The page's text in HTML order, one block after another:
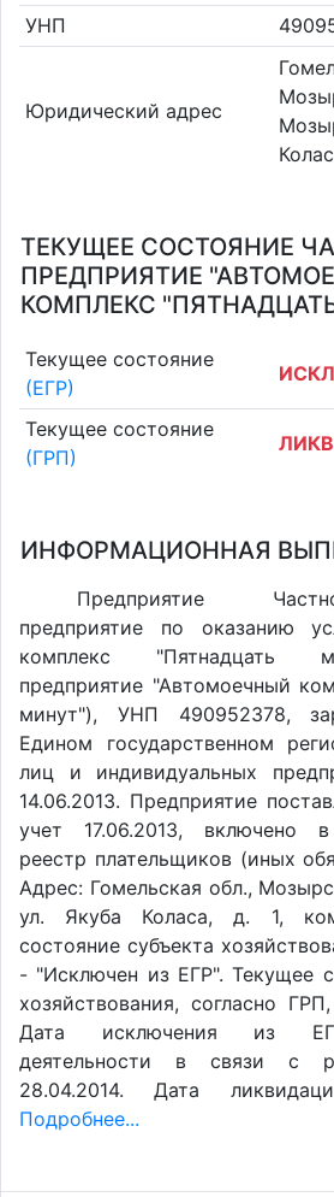
УНП
Юридический адрес
ТЕКУЩЕЕ СОСТОЯНИЕ
ПРЕДПРИЯТИЕ
КОМПЛЕКС
Текущее состояние
(ЕГР)
Текущее состояние
(ГРП)
ИНФОРМАЦИОННАЯ
Предприятие
предприятие по оказанию
комплекс "Пятнадцать
предприятие "Автомоечный
минут"), УНП 490952378,
Едином государственном
лиц и индивидуальных
14.06.2013. Предприятие
учет 17.06.2013, включено в
реестр плательщиков (иных
Адрес: Гомельская обл.,
ул. Якуба Коласа, д. 1,
состояние субъекта
- "Исключен из ЕГР". Текущее
хозяйствования, согласно
Дата исключения из
деятельности в связи с
28.04.2014. Дата
Подробнее...